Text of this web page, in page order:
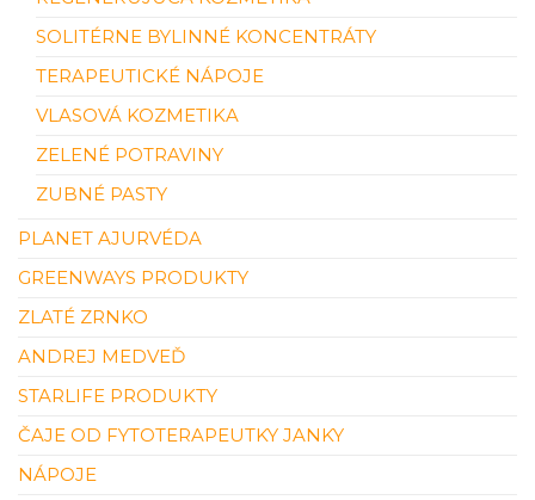
SOLITÉRNE BYLINNÉ KONCENTRÁTY
TERAPEUTICKÉ NÁPOJE
VLASOVÁ KOZMETIKA
ZELENÉ POTRAVINY
ZUBNÉ PASTY
PLANET AJURVÉDA
GREENWAYS PRODUKTY
ZLATÉ ZRNKO
ANDREJ MEDVEĎ
STARLIFE PRODUKTY
ČAJE OD FYTOTERAPEUTKY JANKY
NÁPOJE